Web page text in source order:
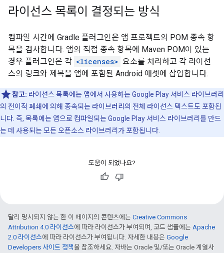
라이선스 목록이 결정되는 방식
컴파일 시간에 Gradle 플러그인은 앱 프로젝트의 POM 종속 항
목을 검사합니다. 앱의 직접 종속 항목에 Maven POM이 있는
경우 플러그인은 각 <licenses> 요소를 처리하고 각 라이선
스의 링크와 제목을 앱에 포함된 Android 애셋에 삽입합니다.
참고: 라이선스 목록에는 앱에서 사용하는 Google Play 서비스 라이브러리
의 전이적 폐쇄에 의해 종속되는 라이브러리의 전체 라이선스 텍스트도 포함됩
니다. 즉, 목록에는 앱으로 컴파일되는 Google Play 서비스 라이브러리를 만드
는 데 사용되는 모든 오픈소스 라이브러리가 포함됩니다.
도움이 되었나요?
달리 명시되지 않는 한 이 페이지의 콘텐츠에는 Creative Commons
Attribution 4.0 라이선스에 따라 라이선스가 부여되며, 코드 샘플에는 Apache
2.0 라이선스에 따라 라이선스가 부여됩니다. 자세한 내용은 Google
Developers 사이트 정책을 참조하세요. 자바는 Oracle 및/또는 Oracle 계열사